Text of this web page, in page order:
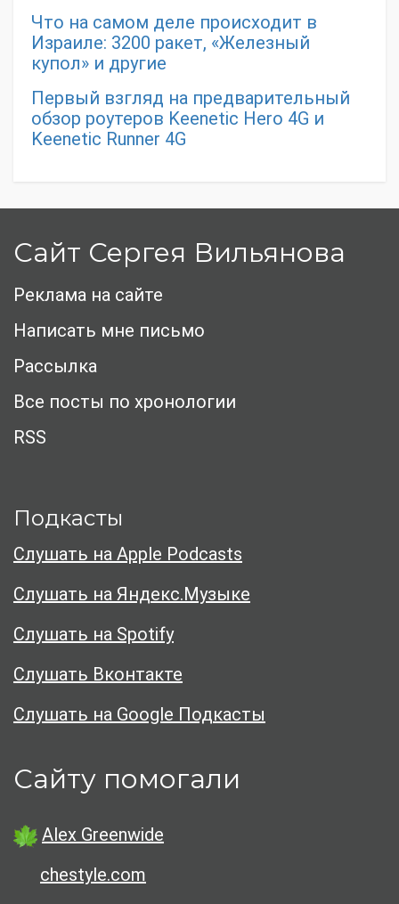
Что на самом деле происходит в
Израиле: 3200 ракет, «Железный
купол» и другие
Первый взгляд на предварительный
обзор роутеров Keenetic Hero 4G и
Keenetic Runner 4G
Сайт Сергея Вильянова
Реклама на сайте
Написать мне письмо
Рассылка
Все посты по хронологии
RSS
Подкасты
Слушать на Apple Podcasts
Слушать на Яндекс.Музыке
Слушать на Spotify
Слушать Вконтакте
Слушать на Google Подкасты
Сайту помогали
Alex Greenwide
chestyle.com